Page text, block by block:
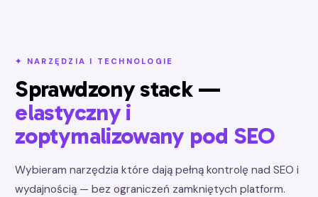
✦ NARZĘDZIA I TECHNOLOGIE
Sprawdzony stack —
elastyczny i
zoptymalizowany pod SEO
Wybieram narzędzia które dają pełną kontrolę nad SEO i
wydajnością — bez ograniczeń zamkniętych platform.